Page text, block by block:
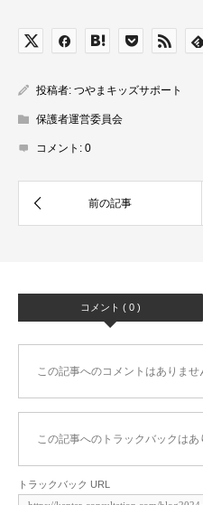
投稿者: つやまキッズサポート
保護者運営委員会
コメント: 0
コメント ( 0 )
この記事へのコメントはありませ
この記事へのトラックバックはあ
トラックバック URL